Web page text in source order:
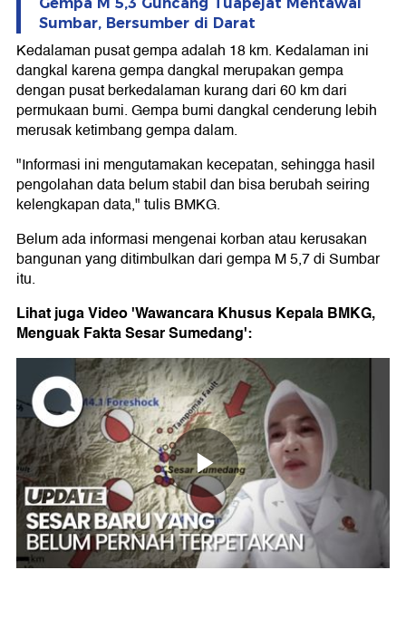
Gempa M 5,3 Guncang Tuapejat Mentawai
Sumbar, Bersumber di Darat
Kedalaman pusat gempa adalah 18 km. Kedalaman ini
dangkal karena gempa dangkal merupakan gempa
dengan pusat berkedalaman kurang dari 60 km dari
permukaan bumi. Gempa bumi dangkal cenderung lebih
merusak ketimbang gempa dalam.
"Informasi ini mengutamakan kecepatan, sehingga hasil
pengolahan data belum stabil dan bisa berubah seiring
kelengkapan data," tulis BMKG.
Belum ada informasi mengenai korban atau kerusakan
bangunan yang ditimbulkan dari gempa M 5,7 di Sumbar
itu.
Lihat juga Video 'Wawancara Khusus Kepala BMKG,
Menguak Fakta Sesar Sumedang':